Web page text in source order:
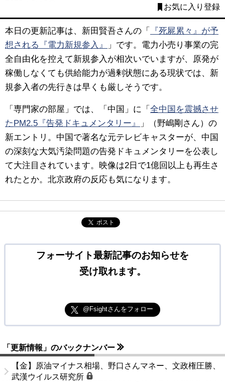
お気に入り登録
本日の更新記事は、新田賢吾さんの「
『死屍累々』が予
想される『電力新規参入』
」です。電力小売り事業の完
全自由化を控えて新規参入が相次いでいますが、原発が
稼働しなくても供給能力が過剰状態にある現状では、新
規参入者の先行きは早くも厳しそうです。
「専門家の部屋」では、「中国」に「 全中国を震撼させ
たPM2.5『告発ドキュメンタリー』
」（野嶋剛さん）の
新エントリ。中国で著名な元テレビキャスターが、中国
の深刻な大気汚染問題の告発ドキュメンタリーを公表し
て大注目されています。映像は2日で1億回以上も再生さ
れたとか。北京政府の反応も気になります。
ポスト
フォーサイト最新記事のお知らせを
受け取れます。
@Fsightさんをフォロー
「更新情報」のバックナンバー
【金】原油マイナス相場、野口さんマネー、文政権圧勝、
武漢ウイルス研究所